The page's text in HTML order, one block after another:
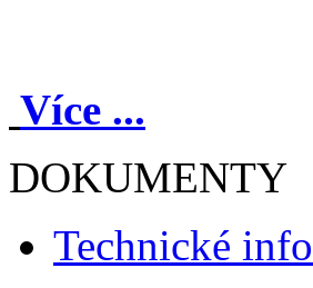
Více ...
DOKUMENTY
Technické